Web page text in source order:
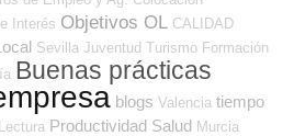
Interés Objetivos OL CALIDAD
Sevilla Juventud Turismo Formación
Buenas prácticas
blogs Valencia tiempo
Lectura Productividad Salud Murcia